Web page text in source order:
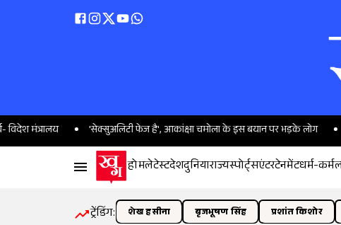
'सेक्सुअलिटी फेज है', आकांक्षा चमोला के इस बयान पर भड़के लोग 560
होमलेटेस्टदेशदुनियाराज्यस्पोर्ट्सएंटरटेनमेंटधर्म-कर्म
ट्रेंडिंग: शेख हसीना बृजभूषण सिंह प्रशांत किशोर